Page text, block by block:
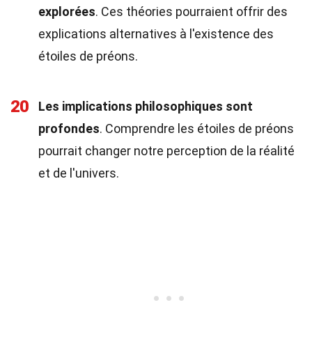
explorées. Ces théories pourraient offrir des
explications alternatives à l'existence des
étoiles de préons.
20
Les implications philosophiques sont
profondes. Comprendre les étoiles de préons
pourrait changer notre perception de la réalité
et de l'univers.